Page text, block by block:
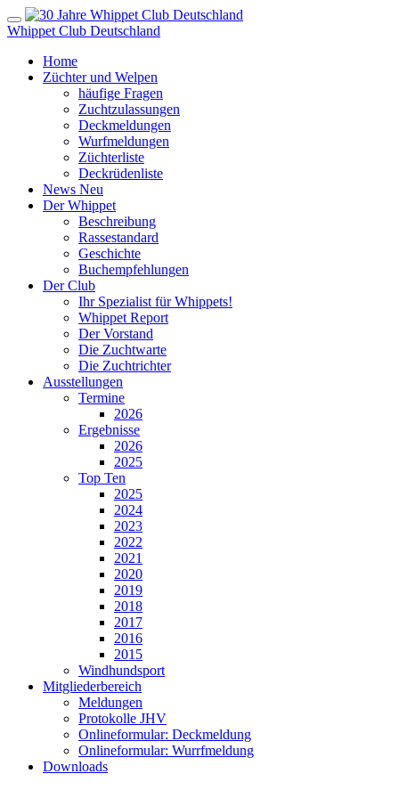
Whippet Club Deutschland
Home
Züchter und Welpen
häufige Fragen
Zuchtzulassungen
Deckmeldungen
Wurfmeldungen
Züchterliste
Deckrüdenliste
News Neu
Der Whippet
Beschreibung
Rassestandard
Geschichte
Buchempfehlungen
Der Club
Ihr Spezialist für Whippets!
Whippet Report
Der Vorstand
Die Zuchtwarte
Die Zuchtrichter
Ausstellungen
Termine
2026
Ergebnisse
2026
2025
Top Ten
2025
2024
2023
2022
2021
2020
2019
2018
2017
2016
2015
Windhundsport
Mitgliederbereich
Meldungen
Protokolle JHV
Onlineformular: Deckmeldung
Onlineformular: Wurrfmeldung
Downloads